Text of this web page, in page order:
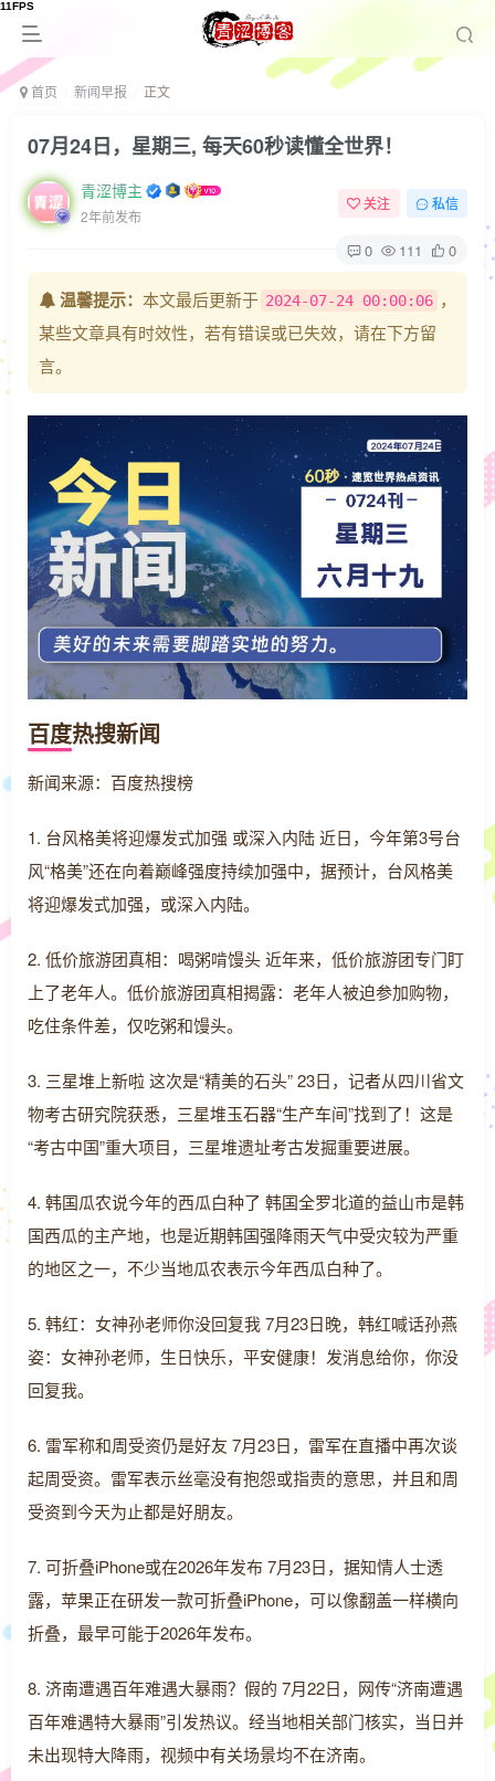
首页 新闻早报 正文
07月24日，星期三, 每天60秒读懂全世界！
青涩博主
2年前发布
关注 私信
0 111 0
温馨提示： 本文最后更新于 2024-07-24 00:00:06 ，
某些文章具有时效性，若有错误或已失效，请在下方留
言。
百度热搜新闻
新闻来源：百度热搜榜
1. 台风格美将迎爆发式加强 或深入内陆 近日，今年第3号台
风“格美”还在向着巅峰强度持续加强中，据预计，台风格美
将迎爆发式加强，或深入内陆。
2. 低价旅游团真相：喝粥啃馒头 近年来，低价旅游团专门盯
上了老年人。低价旅游团真相揭露：老年人被迫参加购物，
吃住条件差，仅吃粥和馒头。
3. 三星堆上新啦 这次是“精美的石头” 23日，记者从四川省文
物考古研究院获悉，三星堆玉石器“生产车间”找到了！这是
“考古中国”重大项目，三星堆遗址考古发掘重要进展。
4. 韩国瓜农说今年的西瓜白种了 韩国全罗北道的益山市是韩
国西瓜的主产地，也是近期韩国强降雨天气中受灾较为严重
的地区之一，不少当地瓜农表示今年西瓜白种了。
5. 韩红：女神孙老师你没回复我 7月23日晚，韩红喊话孙燕
姿：女神孙老师，生日快乐，平安健康！发消息给你，你没
回复我。
6. 雷军称和周受资仍是好友 7月23日，雷军在直播中再次谈
起周受资。雷军表示丝毫没有抱怨或指责的意思，并且和周
受资到今天为止都是好朋友。
7. 可折叠iPhone或在2026年发布 7月23日，据知情人士透
露，苹果正在研发一款可折叠iPhone，可以像翻盖一样横向
折叠，最早可能于2026年发布。
8. 济南遭遇百年难遇大暴雨？假的 7月22日，网传“济南遭遇
百年难遇特大暴雨”引发热议。经当地相关部门核实，当日并
未出现特大降雨，视频中有关场景均不在济南。